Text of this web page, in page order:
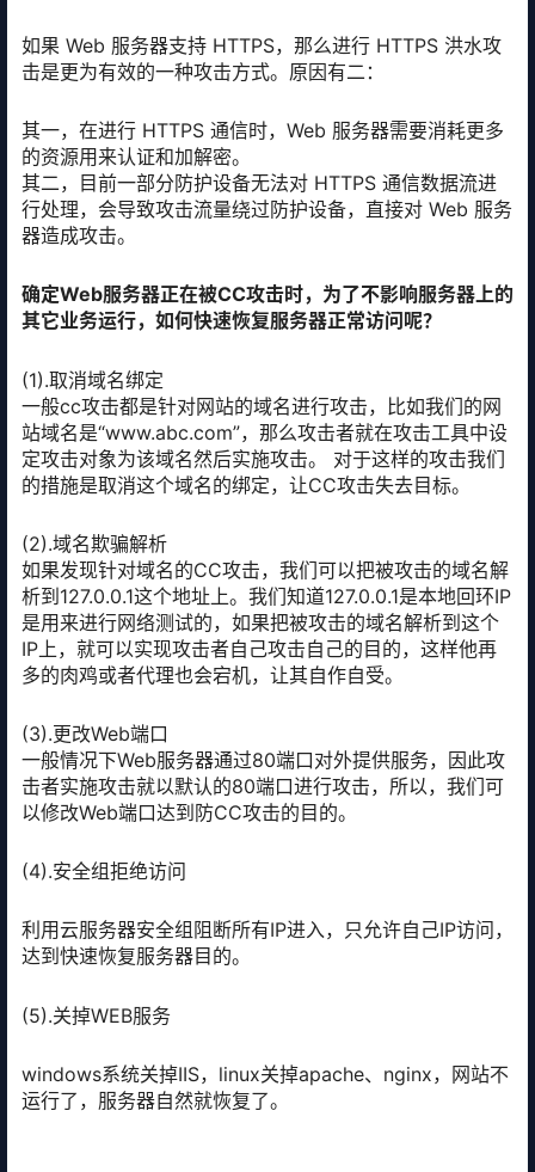
如果 Web 服务器支持 HTTPS，那么进行 HTTPS 洪水攻
击是更为有效的一种攻击方式。原因有二：
其一，在进行 HTTPS 通信时，Web 服务器需要消耗更多
的资源用来认证和加解密。
其二，目前一部分防护设备无法对 HTTPS 通信数据流进
行处理，会导致攻击流量绕过防护设备，直接对 Web 服务
器造成攻击。
确定Web服务器正在被CC攻击时，为了不影响服务器上的
其它业务运行，如何快速恢复服务器正常访问呢？
(1).取消域名绑定
一般cc攻击都是针对网站的域名进行攻击，比如我们的网
站域名是“www.abc.com”，那么攻击者就在攻击工具中设
定攻击对象为该域名然后实施攻击。 对于这样的攻击我们
的措施是取消这个域名的绑定，让CC攻击失去目标。
(2).域名欺骗解析
如果发现针对域名的CC攻击，我们可以把被攻击的域名解
析到127.0.0.1这个地址上。我们知道127.0.0.1是本地回环IP
是用来进行网络测试的，如果把被攻击的域名解析到这个
IP上，就可以实现攻击者自己攻击自己的目的，这样他再
多的肉鸡或者代理也会宕机，让其自作自受。
(3).更改Web端口
一般情况下Web服务器通过80端口对外提供服务，因此攻
击者实施攻击就以默认的80端口进行攻击，所以，我们可
以修改Web端口达到防CC攻击的目的。
(4).安全组拒绝访问
利用云服务器安全组阻断所有IP进入，只允许自己IP访问，
达到快速恢复服务器目的。
(5).关掉WEB服务
windows系统关掉IIS，linux关掉apache、nginx，网站不
运行了，服务器自然就恢复了。